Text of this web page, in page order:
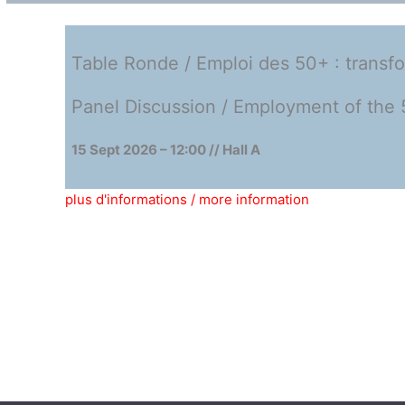
Table Ronde / Emploi des 50+ :
Panel Discussion / Employment of
15 Sept 2026 – 12:00 // Hall A
plus d'informations / more information